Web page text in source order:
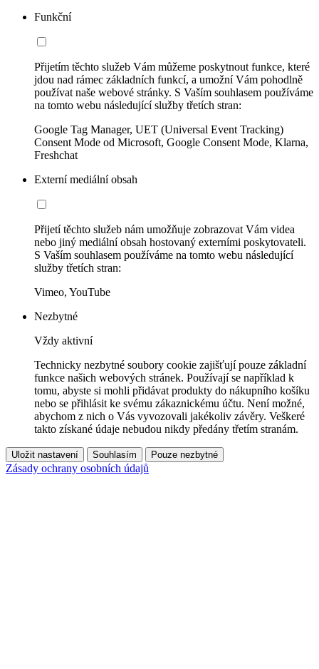
Funkční
Přijetím těchto služeb Vám můžeme poskytnout funkce, které
jdou nad rámec základních funkcí, a umožní Vám pohodlně
používat naše webové stránky. S Vaším souhlasem používáme
na tomto webu následující služby třetích stran:
Google Tag Manager, UET (Universal Event Tracking)
Consent Mode od Microsoft, Google Consent Mode, Klarna,
Freshchat
Externí mediální obsah
Přijetí těchto služeb nám umožňuje zobrazovat Vám videa
nebo jiný mediální obsah hostovaný externími poskytovateli.
S Vaším souhlasem používáme na tomto webu následující
služby třetích stran:
Vimeo, YouTube
Nezbytné
Vždy aktivní
Technicky nezbytné soubory cookie zajišťují pouze základní
funkce našich webových stránek. Používají se například k
tomu, abyste si mohli přidávat produkty do nákupního košíku
nebo se přihlásit ke svému zákaznickému účtu. Není možné,
abychom z nich o Vás vyvozovali jakékoliv závěry. Veškeré
takto získané údaje nebudou nikdy předány třetím stranám.
Uložit nastavení Souhlasím Pouze nezbytné
Zásady ochrany osobních údajů